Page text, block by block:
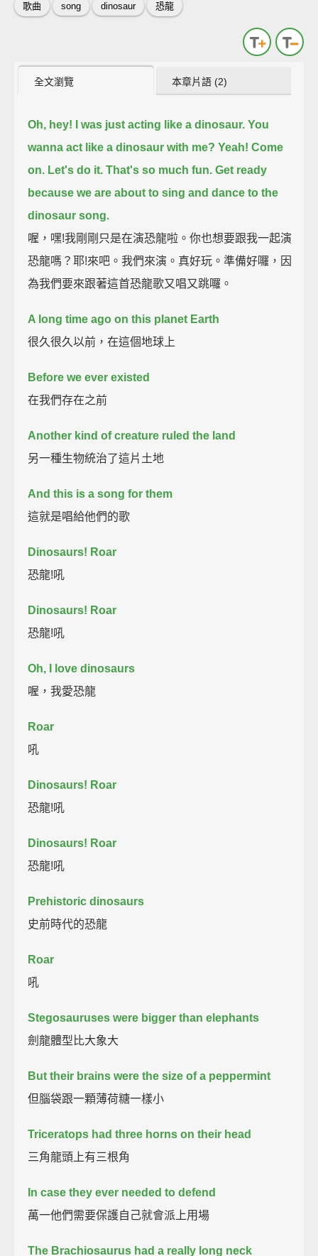
歌曲 song dinosaur 恐龍
全文瀏覽 本章片語 (2)
Oh, hey! I was just acting like a dinosaur. You
wanna act like a dinosaur with me? Yeah! Come
on. Let's do it. That's so much fun. Get ready
because we are about to sing and dance to the
dinosaur song.
喔，嘿!我剛剛只是在演恐龍啦。你也想要跟我一起演
恐龍嗎？耶!來吧。我們來演。真好玩。準備好囉，因
為我們要來跟著這首恐龍歌又唱又跳囉。
A long time ago on this planet Earth
很久很久以前，在這個地球上
Before we ever existed
在我們存在之前
Another kind of creature ruled the land
另一種生物統治了這片土地
And this is a song for them
這就是唱給他們的歌
Dinosaurs! Roar
恐龍!吼
Dinosaurs! Roar
恐龍!吼
Oh, I love dinosaurs
喔，我愛恐龍
Roar
吼
Dinosaurs! Roar
恐龍!吼
Dinosaurs! Roar
恐龍!吼
Prehistoric dinosaurs
史前時代的恐龍
Roar
吼
Stegosauruses were bigger than elephants
劍龍體型比大象大
But their brains were the size of a peppermint
但腦袋跟一顆薄荷糖一樣小
Triceratops had three horns on their head
三角龍頭上有三根角
In case they ever needed to defend
萬一他們需要保護自己就會派上用場
The Brachiosaurus had a really long neck